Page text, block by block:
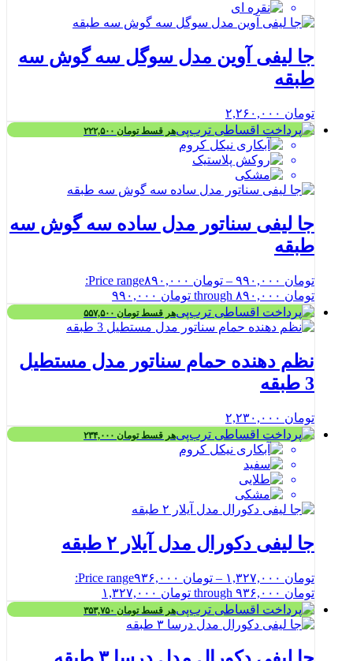
جا لیفی آوین مدل سوگل سه گوش سه
طبقه
تومان
هر قسطتومان
جا لیفی سناتور مدل ساده سه گوش سه
طبقه
تومان – تومان
Price range:
تومان ۸۹۰,۰۰۰ through تومان ۹۹۰,۰۰۰
هر قسطتومان
نظم دهنده حمام سناتور مدل مستطیل
3 طبقه
تومان
هر قسطتومان
جا لیفی دکورال مدل آیلار ۲ طبقه
تومان – تومان
Price range:
تومان ۹۳۶,۰۰۰ through تومان ۱,۳۲۷,۰۰۰
هر قسطتومان